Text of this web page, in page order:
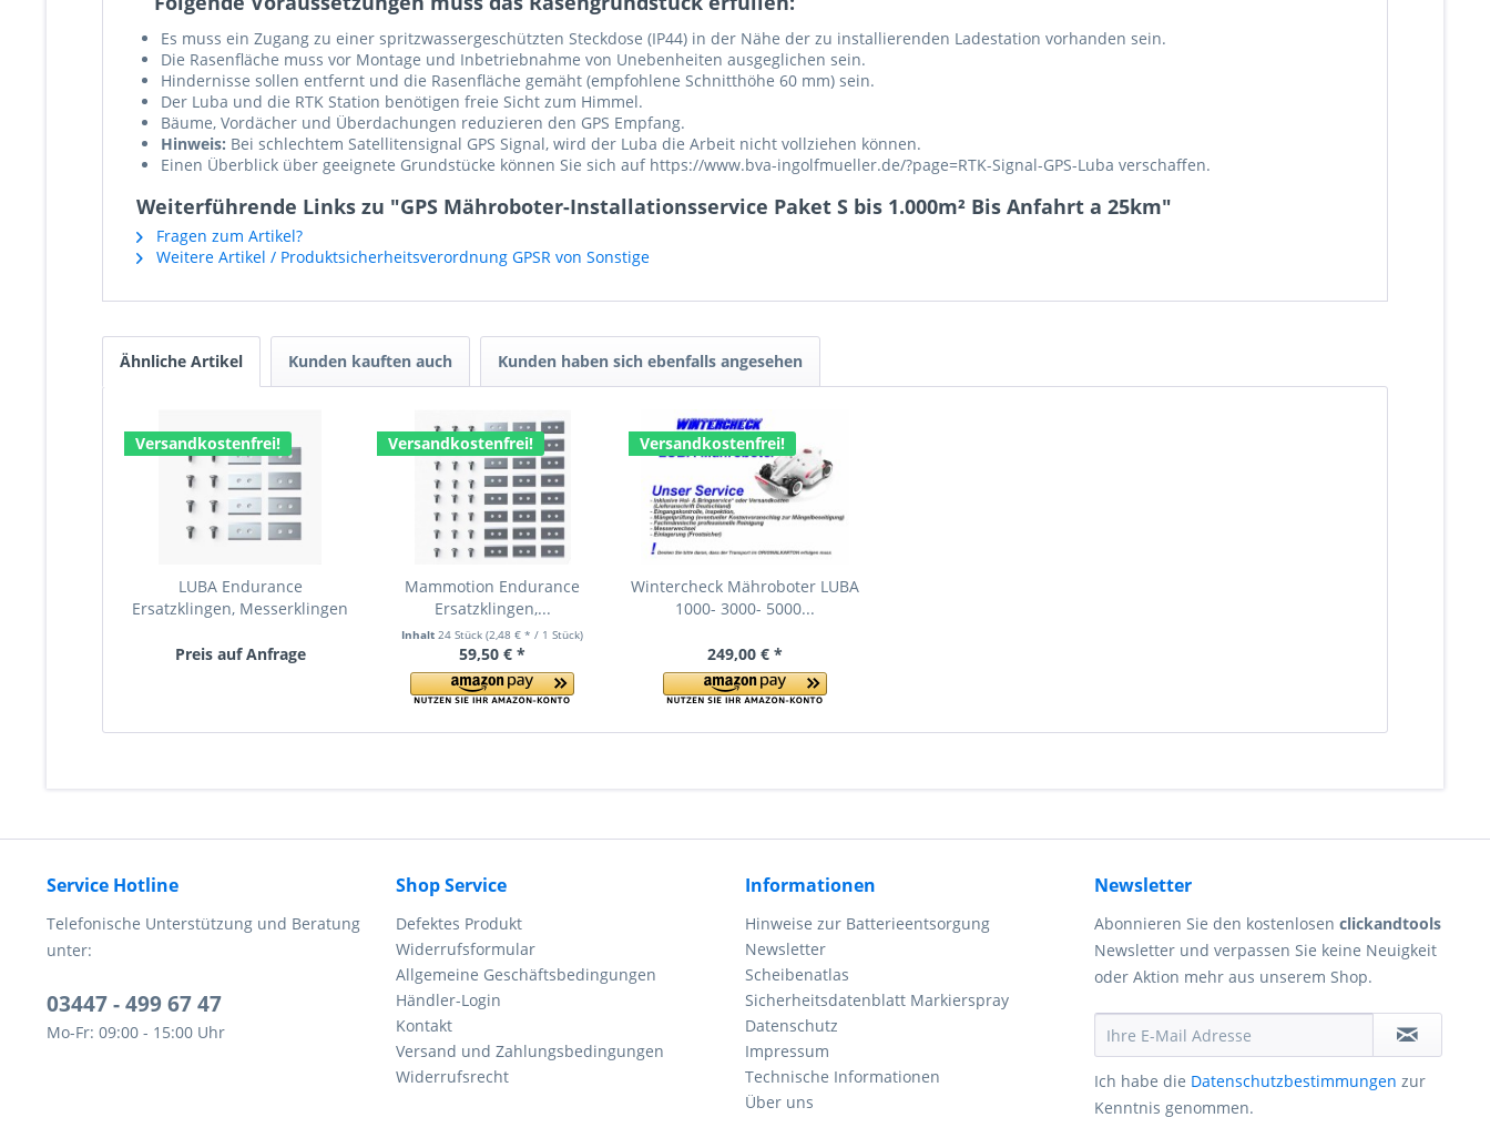
Es muss ein Zugang zu einer spritzwassergeschützten Steckdose (IP44) in der Nähe der zu installierenden Ladestation vorhanden sein.
Die Rasenfläche muss vor Montage und Inbetriebnahme von Unebenheiten ausgeglichen sein.
Hindernisse sollen entfernt und die Rasenfläche gemäht (empfohlene Schnitthöhe 60 mm) sein.
Der Luba und die RTK Station benötigen freie Sicht zum Himmel.
Bäume, Vordächer und Überdachungen reduzieren den GPS Empfang.
Hinweis: Bei schlechtem Satellitensignal GPS Signal, wird der Luba die Arbeit nicht vollziehen können.
Einen Überblick über geeignete Grundstücke können Sie sich auf https://www.bva-ingolfmueller.de/?page=RTK-Signal-GPS-Luba verschaffen.
Weiterführende Links zu "GPS Mähroboter-Installationsservice Paket S bis 1.000m² Bis Anfahrt a 25km"
Fragen zum Artikel?
Weitere Artikel / Produktsicherheitsverordnung GPSR von Sonstige
Ähnliche Artikel Kunden kauften auch Kunden haben sich ebenfalls angesehen
Versandkostenfrei!
LUBA Endurance
Ersatzklingen, Messerklingen
Preis auf Anfrage
Versandkostenfrei!
Mammotion Endurance
Ersatzklingen,...
Inhalt24 Stück(2,48 € * / 1 Stück)
59,50 € *
Versandkostenfrei!
Wintercheck Mähroboter LUBA
1000- 3000- 5000...
249,00 € *
Service Hotline
Telefonische Unterstützung und Beratung
unter:
03447 - 499 67 47
Mo-Fr: 09:00 - 15:00 Uhr
Shop Service
Defektes Produkt
Widerrufsformular
Allgemeine Geschäftsbedingungen
Händler-Login
Kontakt
Versand und Zahlungsbedingungen
Widerrufsrecht
Informationen
Hinweise zur Batterieentsorgung
Newsletter
Scheibenatlas
Sicherheitsdatenblatt Markierspray
Datenschutz
Impressum
Technische Informationen
Über uns
Newsletter
Abonnieren Sie den kostenlosen clickandtools
Newsletter und verpassen Sie keine Neuigkeit
oder Aktion mehr aus unserem Shop.
Ich habe die Datenschutzbestimmungen zur
Kenntnis genommen.